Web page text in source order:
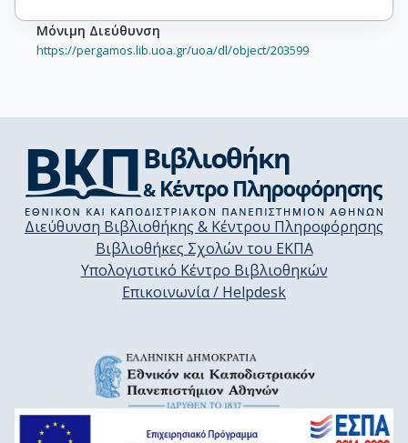
Μόνιμη Διεύθυνση
https://pergamos.lib.uoa.gr/uoa/dl/object/203599
Διεύθυνση Βιβλιοθήκης & Κέντρου Πληροφόρησης
Βιβλιοθήκες Σχολών του ΕΚΠΑ
Υπολογιστικό Κέντρο Βιβλιοθηκών
Επικοινωνία / Helpdesk